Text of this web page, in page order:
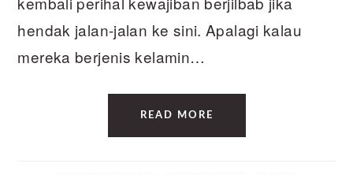
hendak jalan-jalan ke sini. Apalagi kalau
mereka berjenis kelamin…
READ MORE